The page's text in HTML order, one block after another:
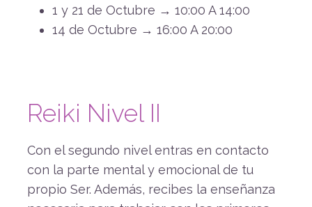
1 y 21 de Octubre → 10:00 A 14:00
14 de Octubre → 16:00 A 20:00
Reiki Nivel II
Con el segundo nivel entras en contacto
con la parte mental y emocional de tu
propio Ser. Además, recibes la enseñanza